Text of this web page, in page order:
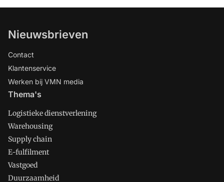
Nieuwsbrieven
Contact
Klantenservice
Werken bij VMN media
Thema's
Logistieke dienstverlening
Warehousing
Supply chain
E-fulfilment
Vastgoed
Duurzaamheid